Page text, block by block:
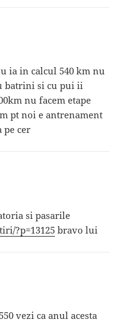
ia in calcul 540 km nu
batrini si cu pui ii
nu facem etape
pt noi e antrenament
cer
si pasarile
?p=13125 bravo lui
vezi ca anul acesta